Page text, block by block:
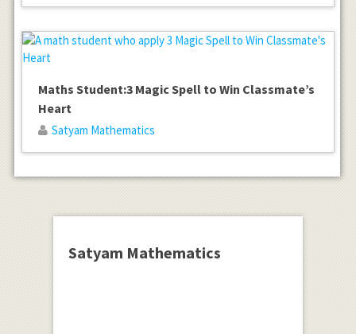
Maths Student:3 Magic Spell to Win Classmate’s
Heart
Satyam Mathematics
Satyam Mathematics